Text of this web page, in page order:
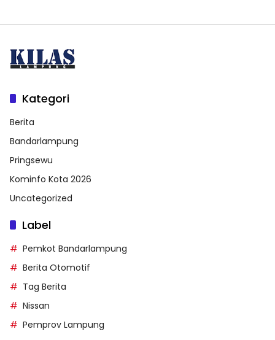
Kategori
Berita
Bandarlampung
Pringsewu
Kominfo Kota 2026
Uncategorized
Label
Pemkot Bandarlampung
Berita Otomotif
Tag Berita
Nissan
Pemprov Lampung